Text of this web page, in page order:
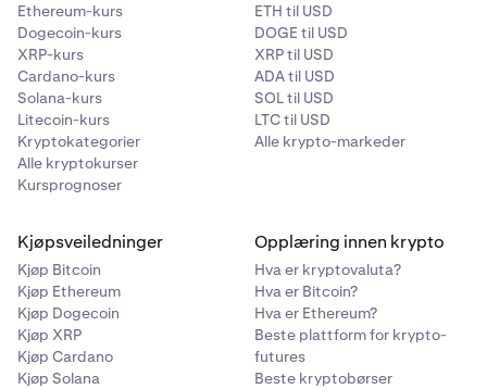
Ethereum-kurs
Dogecoin-kurs
XRP-kurs
Cardano-kurs
Solana-kurs
Litecoin-kurs
Kryptokategorier
Alle kryptokurser
Kursprognoser
ETH til USD
DOGE til USD
XRP til USD
ADA til USD
SOL til USD
LTC til USD
Alle krypto-markeder
Kjøpsveiledninger
Kjøp Bitcoin
Kjøp Ethereum
Kjøp Dogecoin
Kjøp XRP
Kjøp Cardano
Kjøp Solana
Opplæring innen krypto
Hva er kryptovaluta?
Hva er Bitcoin?
Hva er Ethereum?
Beste plattform for krypto-
futures
Beste kryptobørser